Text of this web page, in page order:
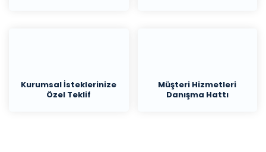
Kurumsal İsteklerinize
Özel Teklif
Müşteri Hizmetleri
Danışma Hattı